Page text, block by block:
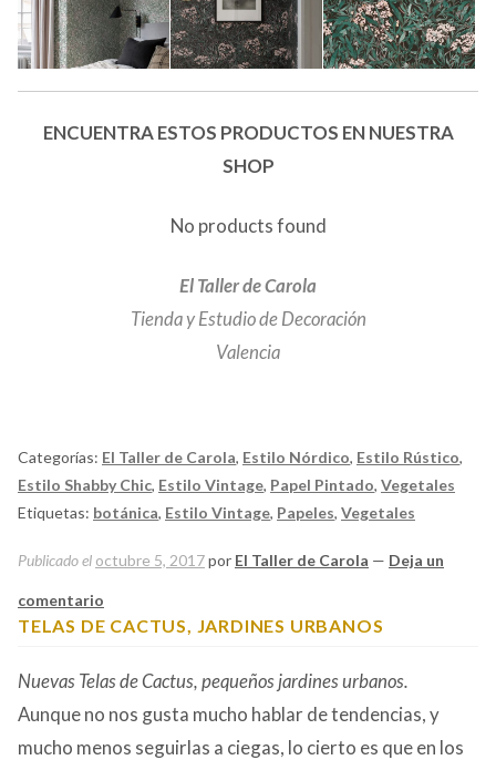
ENCUENTRA ESTOS PRODUCTOS EN NUESTRA
SHOP
No products found
El Taller de Carola
Tienda y Estudio de Decoración
Valencia
Categorías: El Taller de Carola, Estilo Nórdico, Estilo Rústico,
Estilo Shabby Chic, Estilo Vintage, Papel Pintado, Vegetales
Etiquetas: botánica, Estilo Vintage, Papeles, Vegetales
Publicado el octubre 5, 2017por El Taller de Carola — Deja un
comentario
TELAS DE CACTUS, JARDINES URBANOS
Nuevas Telas de Cactus, pequeños jardines urbanos.
Aunque no nos gusta mucho hablar de tendencias, y
mucho menos seguirlas a ciegas, lo cierto es que en los